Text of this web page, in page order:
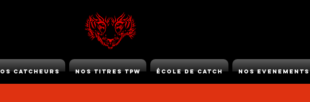
Catcheurs Nos Titres TPW École de Catch Nos Evenements